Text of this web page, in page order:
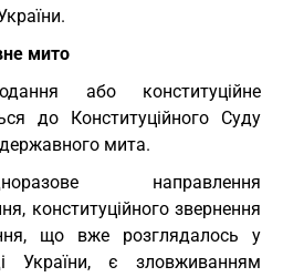
мито
або конституційне
до Конституційного Суду
мита.
направлення
конституційного звернення
що вже розглядалось у
України, є зловживанням